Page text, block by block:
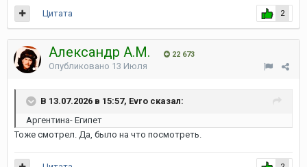
2
Цитата
Александр А.М. 22 673
Опубликовано 13 Июля
В 13.07.2026 в 15:57, Evro сказал:
Аргентина- Египет
Тоже смотрел. Да, было на что посмотреть.